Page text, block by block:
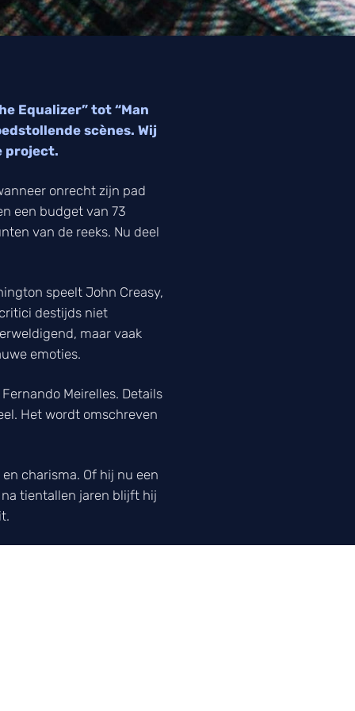
Equalizer” tot “Man
scènes. Wij
project.
onrecht zijn pad
een budget van 73
van de reeks. Nu deel
speelt John Creasy,
destijds niet
maar vaak
emoties.
Meirelles. Details
Het wordt omschreven
charisma. Of hij nu een
tientallen jaren blijft hij